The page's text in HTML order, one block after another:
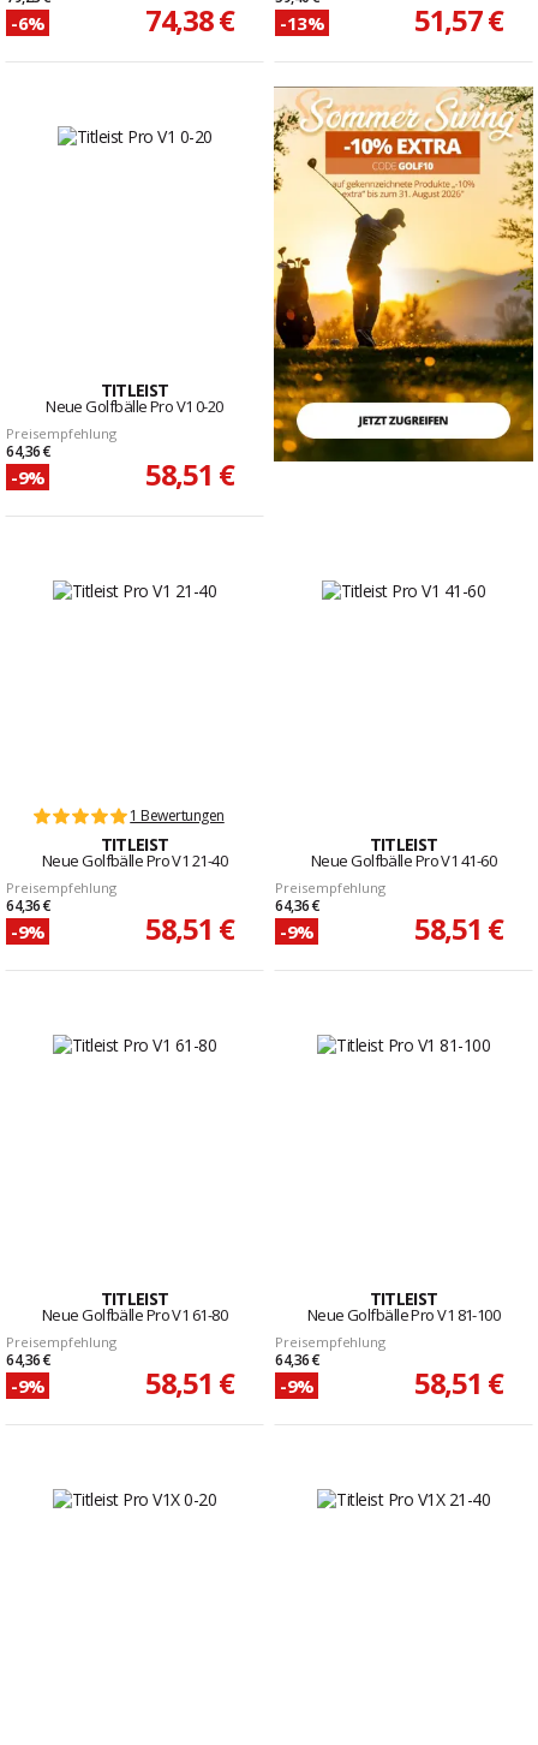
-6% 74,38 € -13% 51,57 €
TITLEIST
Neue Golfbälle Pro V1 0-20
Preisempfehlung
64,36 €
-9% 58,51 €
1 Bewertungen
TITLEIST
Neue Golfbälle Pro V1 21-40
Preisempfehlung
64,36 €
-9% 58,51 €
TITLEIST
Neue Golfbälle Pro V1 41-60
Preisempfehlung
64,36 €
-9% 58,51 €
TITLEIST
Neue Golfbälle Pro V1 61-80
Preisempfehlung
64,36 €
-9% 58,51 €
TITLEIST
Neue Golfbälle Pro V1 81-100
Preisempfehlung
64,36 €
-9% 58,51 €